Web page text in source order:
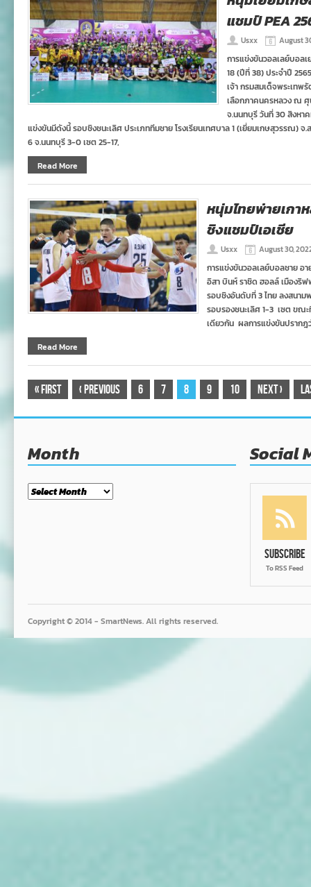
แชมป์ PEA
Usxx August
การแข่งขันวอลเลย์บอลเ
18 (ปีที่ 38) ประจำปี
เจ้า กรมสมเด็จพระเทพ
เลือกภาคนครหลวง ณ ศุ
จ.นนทบุรี วันที่ 30 สิงหา
แข่งขันมีดังนี้ รอบชิงชนะเลิศ ประเภททีมชาย โรงเรียนเทศบาล 1 (เยี่ยมเกษสุวรรณ) จ
6 จ.นนทบุรี 3-0 เซต 25-17,
Read More
หนุ่มไทยพ่ายเกา
ชิงแชมป์เอเชีย
Usxx August 30,
การแข่งขันวอลเลย์บอลชาย อ
อิสา บินห์ ราชิด ฮอลล์ เมืองริฟ
รอบชิงอันดับที่ 3 ไทย ลงสนาม
รอบรองชนะเลิศ 1-3 เซต ขณ
เดียวกัน ผลการแข่งขันปรากฎ
Read More
« First ‹ Previous 6 7 8 9 10 Next›
Month
Month
Social
Subscribe
To RSS Feed
Copyright © 2014 - SmartNews. All rights reserved.